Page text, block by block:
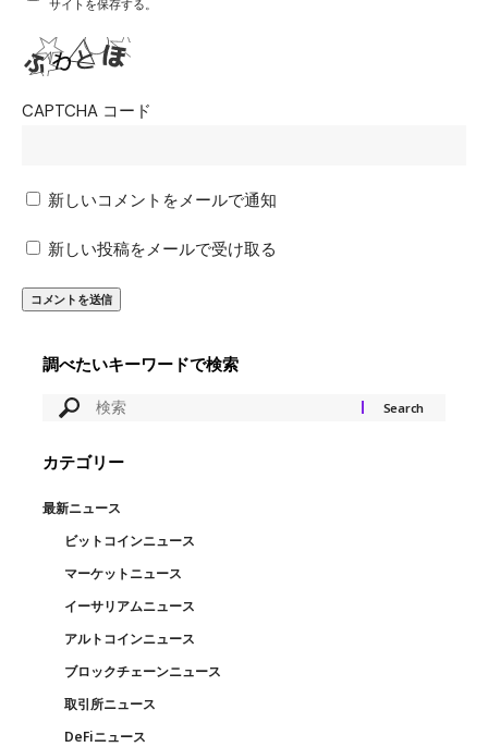
サイトを保存する。
CAPTCHA コード
新しいコメントをメールで通知
新しい投稿をメールで受け取る
調べたいキーワードで検索
カテゴリー
最新ニュース
ビットコインニュース
マーケットニュース
イーサリアムニュース
アルトコインニュース
ブロックチェーンニュース
取引所ニュース
DeFiニュース